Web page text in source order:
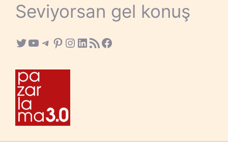
Seviyorsan gel konuş
Twitter
YouTube
Telegram
Pinterest
Instagram
LinkedIn
RSS FeedFacebook